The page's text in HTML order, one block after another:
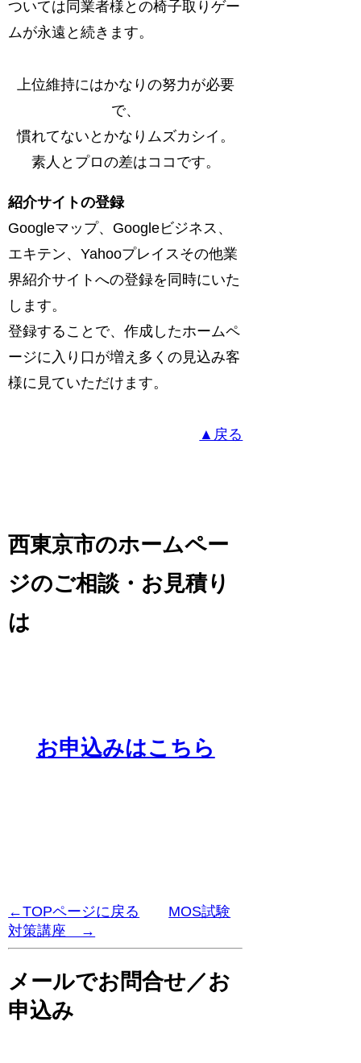
ついては同業者様との椅子取りゲー
ムが永遠と続きます。
上位維持にはかなりの努力が必要
で、
慣れてないとかなりムズカシイ。
素人とプロの差はココです。
紹介サイトの登録
Googleマップ、Googleビジネス、
エキテン、Yahooプレイスその他業
界紹介サイトへの登録を同時にいた
します。
登録することで、作成したホームペ
ージに入り口が増え多くの見込み客
様に見ていただけます。
▲戻る
西東京市のホームペー
ジのご相談・お見積り
は
お申込みはこちら
←TOPページに戻る
MOS試験
対策講座 →
メールでお問合せ／お
申込み